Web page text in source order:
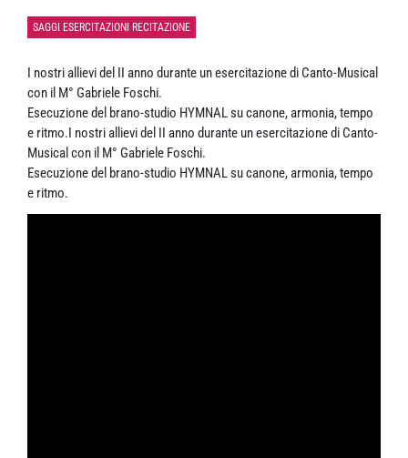
SAGGI ESERCITAZIONI RECITAZIONE
I nostri allievi del II anno durante un esercitazione di Canto-Musical
con il M° Gabriele Foschi.
Esecuzione del brano-studio HYMNAL su canone, armonia, tempo
e ritmo.I nostri allievi del II anno durante un esercitazione di Canto-
Musical con il M° Gabriele Foschi.
Esecuzione del brano-studio HYMNAL su canone, armonia, tempo
e ritmo.